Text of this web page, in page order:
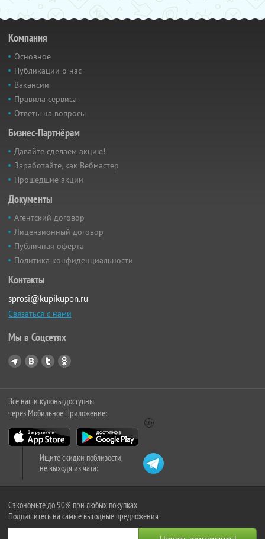
Компания
Основное
Публикации о нас
Вакансии
Правила сервиса
Ответы на вопросы
Бизнес-Партнёрам
Давайте сделаем акцию!
Заработайте, как Вебмастер
Прошедшие акции
Документы
Агентский договор
Лицензионный договор
Публичная оферта
Политика конфиденциальности
Контакты
sprosi@kupikupon.ru
Связаться с нами
Мы в Соцсетях
Все наши купоны доступны
через Мобильное Приложение:
Ищите скидки поблизости,
не выходя из чата:
Сэкономьте до 90% при любых покупках
Подпишитесь на самые выгодные предложения